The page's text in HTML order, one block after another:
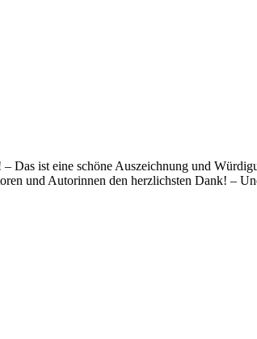
Das ist eine schöne Auszeichnung und
und Autorinnen den herzlichsten Dank! –